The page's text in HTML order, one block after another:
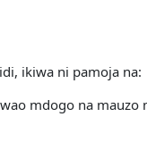
ikiwa ni pamoja na:
mdogo na